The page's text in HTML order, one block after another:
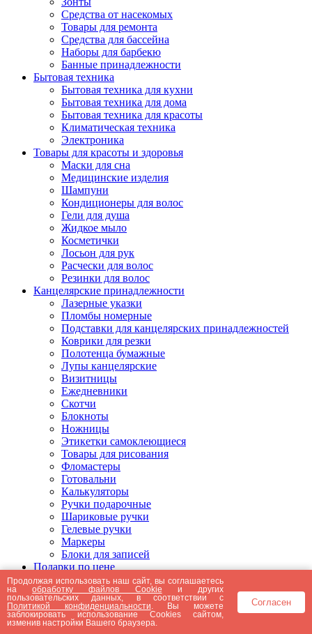
Средства от насекомых
Товары для ремонта
Средства для бассейна
Наборы для барбекю
Банные принадлежности
Бытовая техника
Бытовая техника для кухни
Бытовая техника для дома
Бытовая техника для красоты
Климатическая техника
Электроника
Товары для красоты и здоровья
Маски для сна
Медицинские изделия
Шампуни
Кондиционеры для волос
Гели для душа
Жидкое мыло
Косметички
Лосьон для рук
Расчески для волос
Резинки для волос
Канцелярские принадлежности
Лазерные указки
Пломбы номерные
Подставки для канцелярских принадлежностей
Коврики для резки
Полотенца бумажные
Лупы канцелярские
Визитницы
Ежедневники
Скотчи
Блокноты
Ножницы
Этикетки самоклеющиеся
Товары для рисования
Фломастеры
Готовальни
Калькуляторы
Ручки подарочные
Шариковые ручки
Гелевые ручки
Маркеры
Блоки для записей
Подарки по цене
Подарки от 5000 рублей
Подарки до 5000 рублей
Подарки до 3000 рублей
Подарки до 2000 рублей
Подарки до 1000 рублей
Продолжая использовать наш сайт, вы соглашаетесь
наобработку файлов Cookie и других
пользовательских данных, в соответствии с
Политикой конфиденциальности . Вы можете
заблокировать использование Cookies сайтом,
изменив настройки Вашего браузера.
Согласен